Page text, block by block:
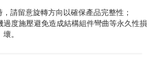
請留意旋轉方向以確保產品完整性；
過度施壓避免造成結構組件彎曲等永久性損
壞。